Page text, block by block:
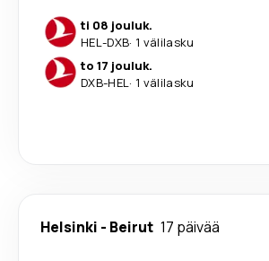
ti 08 jouluk.
HEL-DXB· 1 välilasku
to 17 jouluk.
DXB-HEL· 1 välilasku
Helsinki - Beirut 17 päivää